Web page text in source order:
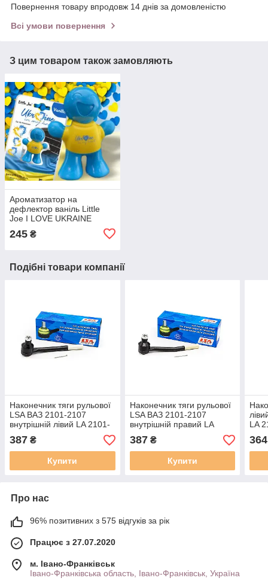
Повернення товару впродовж 14 днів за домовленістю
Всі умови повернення
З цим товаром також замовляють
Ароматизатор на
дефлектор ваніль Little
Joe I LOVE UKRAINE
245 ₴
Подібні товари компанії
Наконечник тяги рульової
LSA ВАЗ 2101-2107
внутрішній лівий LA 2101-
3003064
387 ₴
Купити
Наконечник тяги рульової
LSA ВАЗ 2101-2107
внутрішній правий LA
2101-3003058
387₴
Купити
LA
364
Про нас
96% позитивних з 575 відгуків за рік
Працює з 27.07.2020
м. Івано-Франківськ
Івано-Франківська область, Івано-Франківськ, Україна